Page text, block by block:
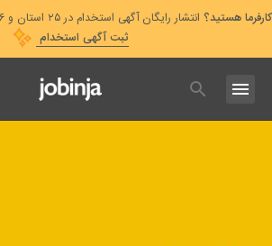
کارفرما هستید؟ انتشار رایگان آگهی استخدام در ۲۵ استان و ۲۶ دسته‌بندی شغلی
ثبت آگهی استخدام